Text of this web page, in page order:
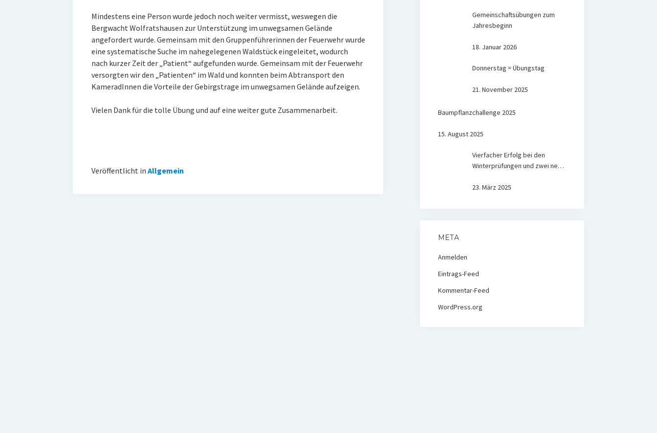
Mindestens eine Person wurde jedoch noch weiter vermisst, weswegen die
Bergwacht Wolfratshausen zur Unterstützung im unwegsamen Gelände
angefordert wurde. Gemeinsam mit den Gruppenführerinnen der Feuerwehr wurde
eine systematische Suche im nahegelegenen Waldstück eingeleitet, wodurch
nach kurzer Zeit der „Patient“ aufgefunden wurde. Gemeinsam mit der Feuerwehr
versorgten wir den „Patienten“ im Wald und konnten beim Abtransport den
KameradInnen die Vorteile der Gebirgstrage im unwegsamen Gelände aufzeigen.
Vielen Dank für die tolle Übung und auf eine weiter gute Zusammenarbeit.
Veröffentlicht in Allgemein
Gemeinschaftsübungen zum
Jahresbeginn
18. Januar 2026
Donnerstag = Übungstag
21. November 2025
Baumpflanzchallenge 2025
15. August 2025
Vierfacher Erfolg bei den
Winterprüfungen und zwei neue
23. März 2025
META
Anmelden
Eintrags-Feed
Kommentar-Feed
WordPress.org